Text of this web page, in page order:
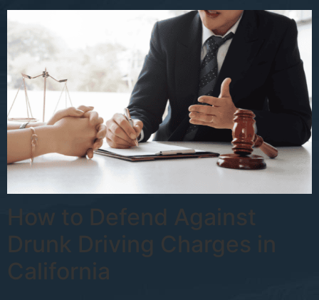
How to Defend Against
Drunk Driving Charges in
California